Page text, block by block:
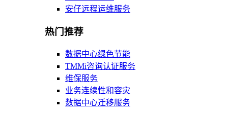
安仔远程运维服务
热门推荐
数据中心绿色节能
TMMi咨询认证服务
维保服务
业务连续性和容灾
数据中心迁移服务